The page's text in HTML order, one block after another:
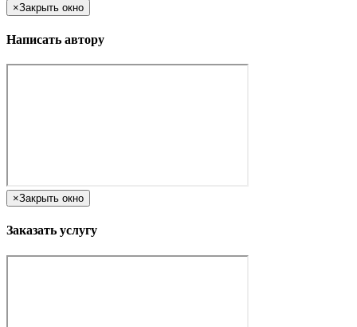
×Закрыть окно
Написать автору
×Закрыть окно
Заказать услугу